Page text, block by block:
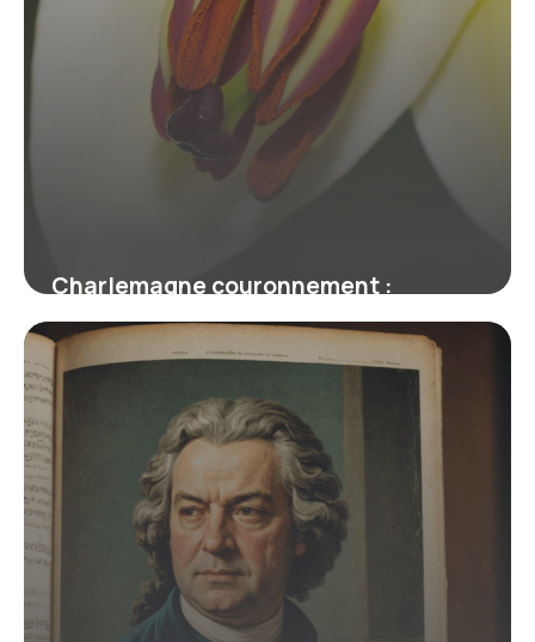
Charlemagne couronnement :
Histoire complète
16 juin 2026